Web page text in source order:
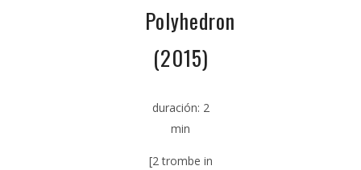
Polyhedron
(2015)
duración: 2
min
[2 trombe in